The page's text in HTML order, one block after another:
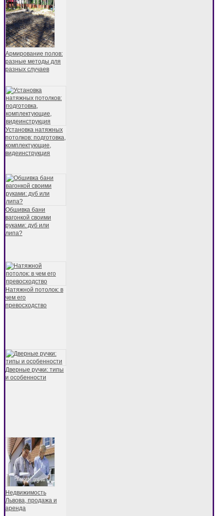
Армирование полов:
разные методы для
разных случаев
Установка натяжных
потолков: подготовка,
комплектующие,
видеинструкция
Обшивка бани
вагонкой своими
руками: дуб или
липа?
Натяжной потолок: в
чем его
превосходство
Дверные ручки: типы
и особенности
Недвижимость
Львова, продажа и
аренда